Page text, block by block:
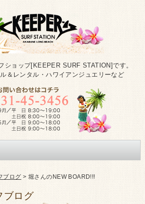
ショップ[KEEPER SURF STATION]です。
＆レンタル・ハワイアンジュエリーなど
ブログ > 堀さんのNEW BOARD!!!
ブログ